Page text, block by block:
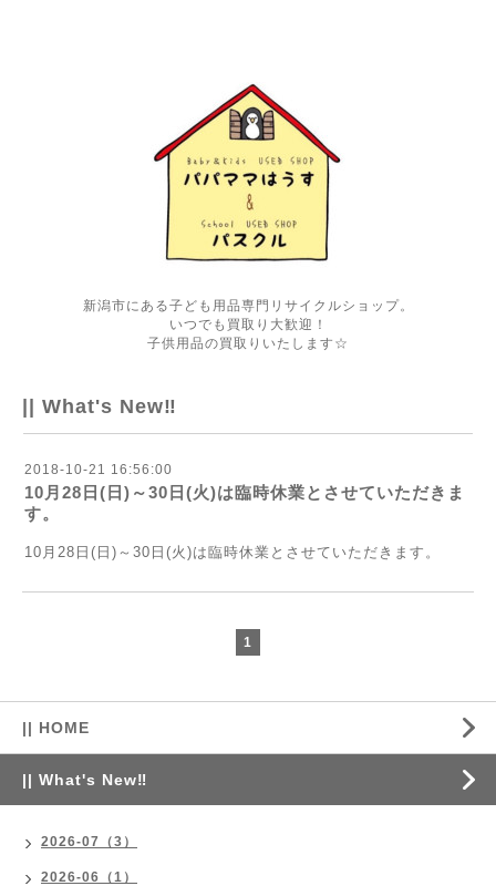
新潟市にある子ども用品専門リサイクルショップ。
いつでも買取り大歓迎！
子供用品の買取りいたします☆
|| What's New‼
2018-10-21 16:56:00
10月28日(日)～30日(火)は臨時休業とさせていただきま
す。
10月28日(日)～30日(火)は臨時休業とさせていただきます。
1
|| HOME
|| What's New‼
2026-07（3）
2026-06（1）